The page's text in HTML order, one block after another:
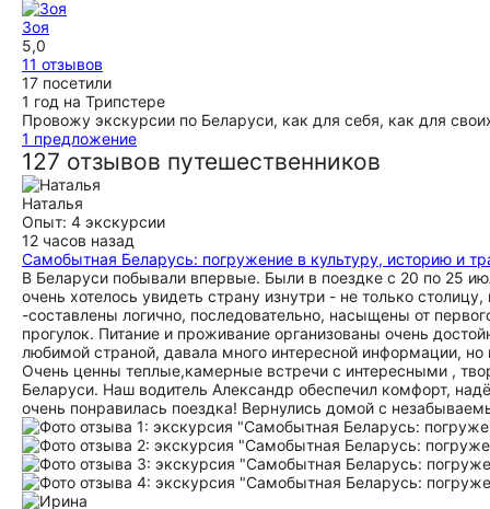
Зоя
5,0
11 отзывов
17 посетили
1 год на Трипстере
Провожу экскурсии по Беларуси, как для себя, как для
1 предложение
127 отзывов путешественников
Наталья
Опыт: 4 экскурсии
12 часов назад
Самобытная Беларусь: погружение в культуру, историю и
В Беларуси побывали впервые. Были в поездке с 20 по 25
очень хотелось увидеть страну изнутри - не только
-составлены логично, последовательно, насыщены от
прогулок. Питание и проживание организованы очень
любимой страной, давала много интересной информации,
Очень ценны теплые,камерные встречи с интересными ,
Беларуси. Наш водитель Александр обеспечил комфорт,
очень понравилась поездка! Вернулись домой с